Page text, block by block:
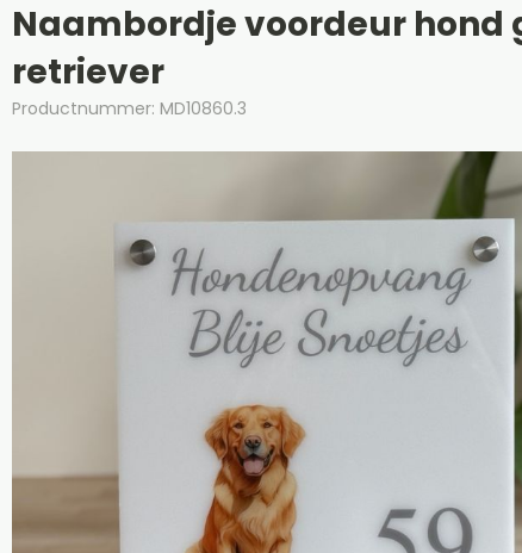
Naambordje voordeur hond
retriever
Productnummer: MD10860.3